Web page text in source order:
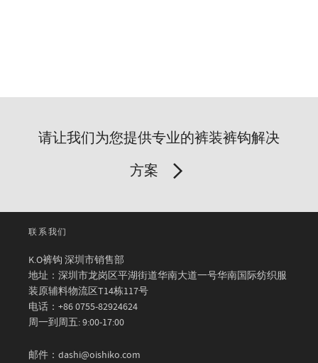
请让我们为您提供专业的裤装裤钩解决
方案
联系我们
K.O裤钩 深圳市销售部
地址：深圳市龙岗区平湖街道华南大道一号华南国际纺织服
装原辅料物流区T14栋117号
电话：+86 0755-82924624
周一到周五: 9:00-17:00
邮件：dashi@oishiko.com